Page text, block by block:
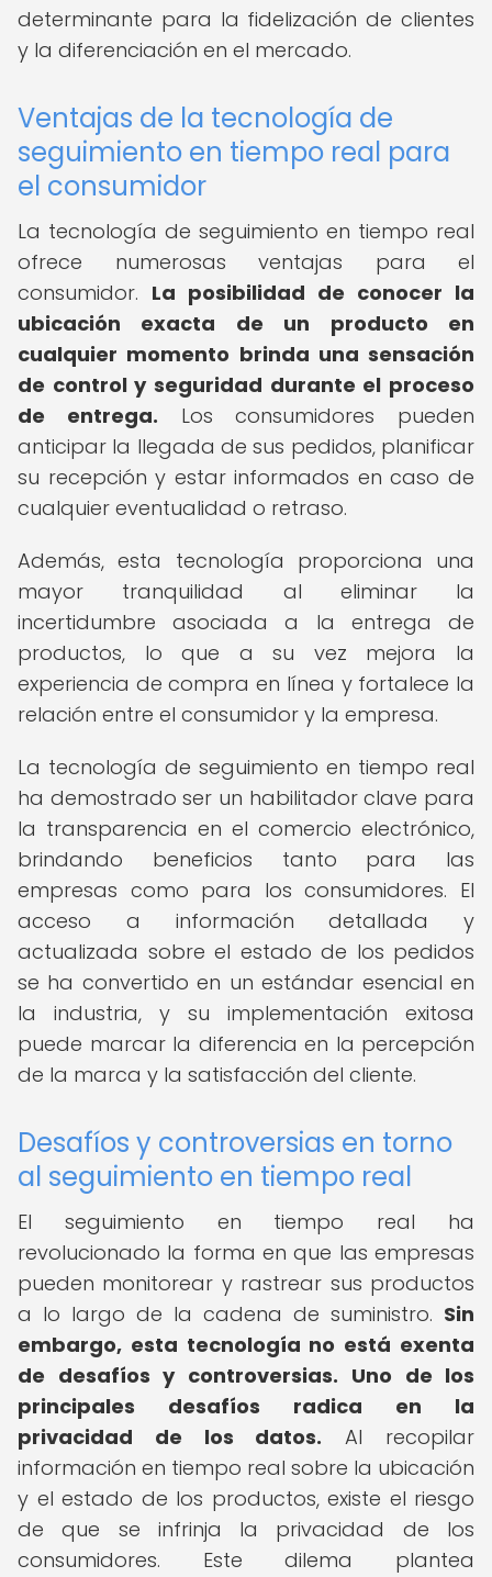
determinante para la fidelización de clientes
y la diferenciación en el mercado.
Ventajas de la tecnología de
seguimiento en tiempo real para
el consumidor
La tecnología de seguimiento en tiempo real
ofrece numerosas ventajas para el
consumidor. La posibilidad de conocer la
ubicación exacta de un producto en
cualquier momento brinda una sensación
de control y seguridad durante el proceso
de entrega. Los consumidores pueden
anticipar la llegada de sus pedidos, planificar
su recepción y estar informados en caso de
cualquier eventualidad o retraso.
Además, esta tecnología proporciona una
mayor tranquilidad al eliminar la
incertidumbre asociada a la entrega de
productos, lo que a su vez mejora la
experiencia de compra en línea y fortalece la
relación entre el consumidor y la empresa.
La tecnología de seguimiento en tiempo real
ha demostrado ser un habilitador clave para
la transparencia en el comercio electrónico,
brindando beneficios tanto para las
empresas como para los consumidores. El
acceso a información detallada y
actualizada sobre el estado de los pedidos
se ha convertido en un estándar esencial en
la industria, y su implementación exitosa
puede marcar la diferencia en la percepción
de la marca y la satisfacción del cliente.
Desafíos y controversias en torno
al seguimiento en tiempo real
El seguimiento en tiempo real ha
revolucionado la forma en que las empresas
pueden monitorear y rastrear sus productos
a lo largo de la cadena de suministro. Sin
embargo, esta tecnología no está exenta
de desafíos y controversias. Uno de los
principales desafíos radica en la
privacidad de los datos. Al recopilar
información en tiempo real sobre la ubicación
y el estado de los productos, existe el riesgo
de que se infrinja la privacidad de los
consumidores. Este dilema plantea